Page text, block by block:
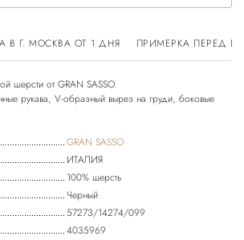
В Г. МОСКВА ОТ 1 ДНЯ ПРИМЕРКА ПЕРЕД
шерсти от GRAN SASSO.
рукава, V-образный вырез на груди, боковые
GRAN SASSO
ИТАЛИЯ
100% шерсть
Черный
57273/14274/099
4035969